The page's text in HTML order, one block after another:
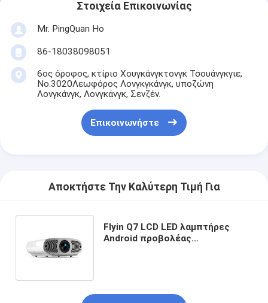
Στοιχεία Επικοινωνίας
Mr. PingQuan Ho
86-18038098051
6ος όροφος, κτίριο Χουγκάνγκτονγκ Τσουάνγκγιε,
Νο.3020Λεωφόρος Λονγκγκάνγκ, υποζώνη
Λονγκάνγκ, Λονγκάνγκ, Σενζέν.
Επικοινωνήστε
Αποκτήστε Την Καλύτερη Τιμή Για
Flyin Q7 LCD LED λαμπτήρες
Android προβολέας